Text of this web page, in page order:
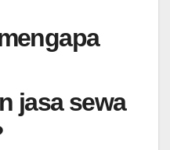
jasa sewa